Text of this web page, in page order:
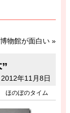
博物館が面白い »
2012年11月8日
ほのぼのタイム